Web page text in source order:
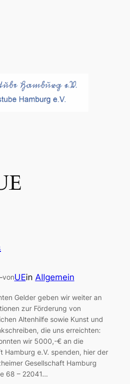
vonUEin Allgemein
Gelder geben wir weiter an
zur Förderung von
Altenhilfe sowie Kunst und
die uns erreichten:
wir 5000,-€ an die
Hamburg e.V. spenden, hier der
Gesellschaft Hamburg
68 – 22041…